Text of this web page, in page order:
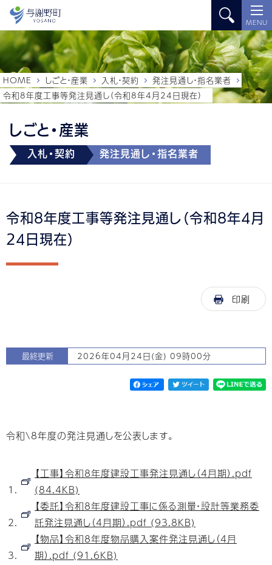
MENU
しごと・産業
入札・契約 発注見通し・指名業者
HOME しごと・産業 入札・契約
発注見通し・指名業者
令和8年度工事等発注見通し（令和8年4月24日現在）
令和8年度工事等発注見通し（令和8年4月
24日現在）
印刷
最終更新 2026年04月24日(金) 09時00分
令和\8年度の発注見通しを公表します。
【工事】令和8年度建設工事発注見通し（4月期）.pdf
(84.4KB)
【委託】令和8年度建設工事に係る測量・設計等業務委
託発注見通し（4月期）.pdf (93.8KB)
【物品】令和8年度物品購入案件発注見通し（4月
期）.pdf (91.6KB)